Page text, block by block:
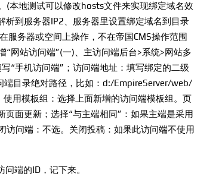
(本地测试可以修改hosts文件来实现绑定域名效
到服务器IP2、服务器里设置绑定域名到目录
服务器或空间上操作，不在帝国CMS操作范围
网站访问端”(一)、主访问端后台>系统>网站多
“手机访问端”；访问端地址：填写绑定的二级
目录绝对路径，比如：d:/EmpireServer/web/
用模板组：选择上面新增的访问端模板组。页
面更新；选择“与主端相同”：如果主端是采用
访问端：不选。关闭投稿：如果此访问端不使用
端的ID，记下来。